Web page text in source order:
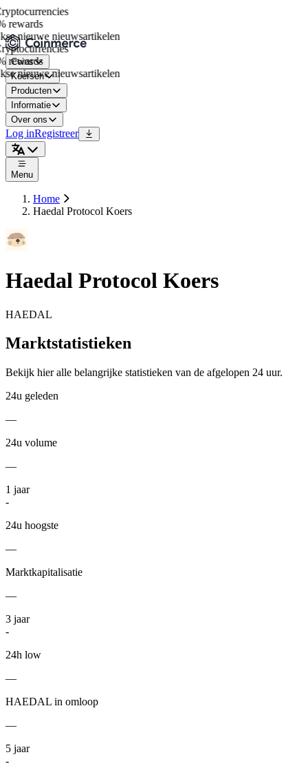
nieuwe nieuwsartikelen
nieuwe nieuwsartikelen
Coins
Koersen
Producten
Informatie
Over ons
Log inRegistreer
Menu
Home
Haedal Protocol Koers
Haedal Protocol Koers
HAEDAL
Marktstatistieken
Bekijk hier alle belangrijke statistieken van de afgelopen 24 uur.
24u geleden
—
24u volume
—
1 jaar
-
24u hoogste
—
Marktkapitalisatie
—
3 jaar
-
24h low
—
HAEDAL in omloop
—
5 jaar
-